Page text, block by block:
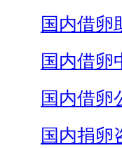
国内借卵
国内借卵
国内借卵
国内捐卵